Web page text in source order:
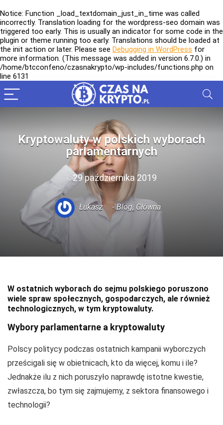
Notice: Function _load_textdomain_just_in_time was called
incorrectly. Translation loading for the wordpress-seo domain was
triggered too early. This is usually an indicator for some code in the
plugin or theme running too early. Translations should be loaded at
the init action or later. Please see Debugging in WordPress for
more information. (This message was added in version 6.7.0.) in
/home/btcconfeno/czasnakrypto/wp-includes/functions.php on
line 6131
Kryptowaluty w polskich wyborach
parlamentarnych
29 października 2019
Łukasz Blog, Główna
W ostatnich wyborach do sejmu polskiego poruszono
wiele spraw społecznych, gospodarczych, ale również
technologicznych, w tym kryptowaluty.
Wybory parlamentarne a kryptowaluty
Polscy politycy podczas ostatnich kampanii wyborczych
prześcigali się w obietnicach, kto da więcej, komu i ile?
Jednakże ilu z nich poruszyło naprawdę istotne kwestie,
zwłaszcza, bo tym się zajmujemy, z sektora finansowego i
technologii?